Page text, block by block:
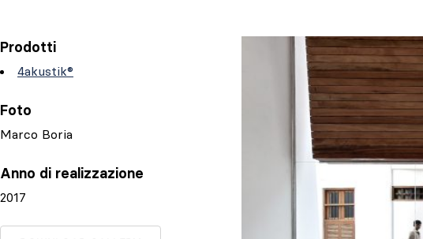
Prodotti
4akustik®
Foto
Marco Boria
Anno di realizzazione
2017